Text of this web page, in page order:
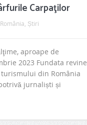
Carpaţilor
România Știri
aproape de
2023 Fundata revine
din România
jurnaliști și